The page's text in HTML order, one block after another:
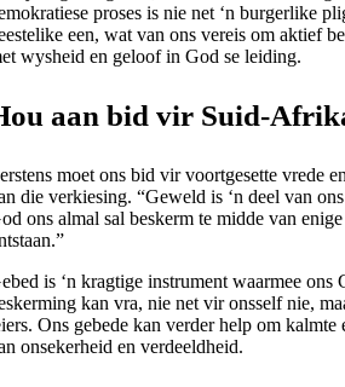
proses is nie net ‘n burgerlike
een, wat van ons vereis om aktief
wysheid en geloof in God se leiding.
aan bid vir Suid-
moet ons bid vir voortgesette vrede
die verkiesing. “Geweld is ‘n deel van
ons almal sal beskerm te midde van
is ‘n kragtige instrument waarmee ons
kan vra, nie net vir onsself nie,
Ons gebede kan verder help om
onsekerheid en verdeeldheid.